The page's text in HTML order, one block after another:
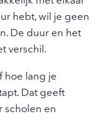
hebt, wil je geen
De duur en het
verschil.
hoe lang je
Dat geeft
scholen en